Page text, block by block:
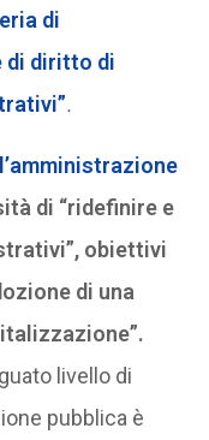
di
di diritto di
.
di “ridefinire e
obiettivi
di una
livello di
pubblica è